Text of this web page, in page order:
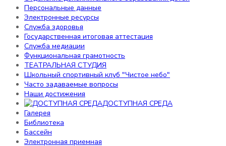
Галерея
Библиотека
Бассейн
Электронная приемная
Структура сайта
РДДМ «Движение первых»
Наши звёздочки!
ВАКАНСИИ
Самодиагностика
Охрана труда
Цифровая образовательная среда
Информация
Персональные данные
Электронные ресурсы
Служба здоровья
Государственная итоговая аттестация
Служба медиации
Функциональная грамотность
ТЕАТРАЛЬНАЯ СТУДИЯ
Школьный спортивный клуб "Чистое небо"
Часто задаваемые вопросы
Наши достижения
ДОСТУПНАЯ СРЕДА
Галерея
Библиотека
Бассейн
Электронная приемная